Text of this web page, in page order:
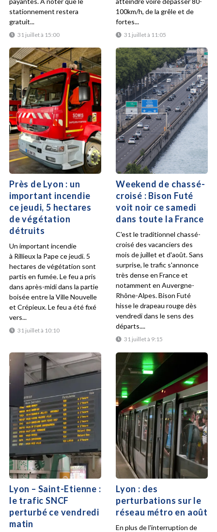
31 juillet à 15:00
stationnement restera
gratuit...
31 juillet à 11:05
100km/h, de la grêle et de
fortes...
Près de Lyon : un
important incendie
ce jeudi, 5 hectares
de végétation
détruits
31 juillet à 10:10
Un important incendie
à Rillieux la Pape ce jeudi. 5
hectares de végétation sont
partis en fumée. Le feu a pris
dans après-midi dans la partie
boisée entre la Ville Nouvelle
et Crépieux. Le feu a été fixé
vers...
Weekend de chassé-
croisé : Bison Futé
voit noir ce samedi
dans toute la France
31 juillet à 9:15
C'est le traditionnel chassé-
croisé des vacanciers des
mois de juillet et d'août. Sans
surprise, le trafic s'annonce
très dense en France et
notamment en Auvergne-
Rhône-Alpes. Bison Futé
hisse le drapeau rouge dès
vendredi dans le sens des
départs....
Lyon – Saint-Etienne :
le trafic SNCF
perturbé ce vendredi
matin
Lyon : des
perturbations sur le
réseau métro en août
En plus de l'interruption de